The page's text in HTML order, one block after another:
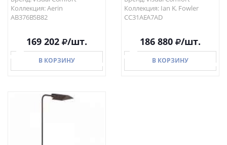
Коллекция: Aerin
AB376B5B82
169 202 /шт.
В КОРЗИНУ
Коллекция: Ian K. Fowler
CC31AEA7AD
186 880 /шт.
В КОРЗИНУ